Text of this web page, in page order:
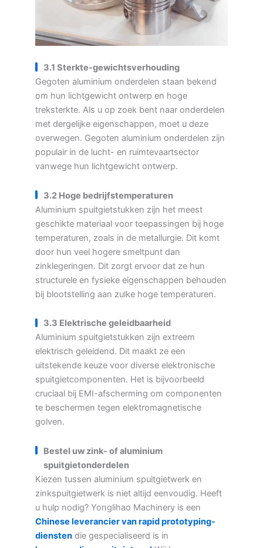
3.1 Sterkte-gewichtsverhouding
Gegoten aluminium onderdelen staan bekend
om hun lichtgewicht ontwerp en hoge
treksterkte. Als u op zoek bent naar onderdelen
met dergelijke eigenschappen, moet u deze
overwegen. Gegoten aluminium onderdelen zijn
populair in de lucht- en ruimtevaartsector
vanwege hun lichtgewicht ontwerp.
3.2 Hoge bedrijfstemperaturen
Aluminium spuitgietstukken zijn het meest
geschikte materiaal voor toepassingen bij hoge
temperaturen, zoals in de metallurgie. Dit komt
door hun veel hogere smeltpunt dan
zinklegeringen. Dit zorgt ervoor dat ze hun
structurele en fysieke eigenschappen behouden
bij blootstelling aan zulke hoge temperaturen.
3.3 Elektrische geleidbaarheid
Aluminium spuitgietstukken zijn extreem
elektrisch geleidend. Dit maakt ze een
uitstekende keuze voor diverse elektronische
spuitgietcomponenten. Het is bijvoorbeeld
cruciaal bij EMI-afscherming om componenten
te beschermen tegen elektromagnetische
golven.
Bestel uw zink- of aluminium
spuitgietonderdelen
Kiezen tussen aluminium spuitgietwerk en
zinkspuitgietwerk is niet altijd eenvoudig. Heeft
u hulp nodig? Yonglihao Machinery is een
Chinese leverancier van rapid prototyping-
diensten die gespecialiseerd is in